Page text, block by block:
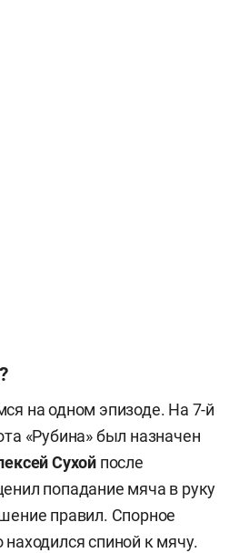
на одном эпизоде. На 7-й
«Рубина» был назначен
Сухой после
попадание мяча в руку
правил. Спорное
спиной к мячу.